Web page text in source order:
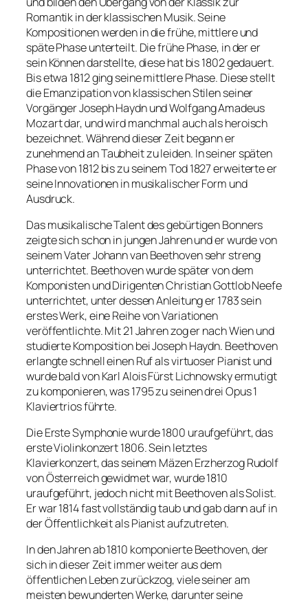
Romantik in der klassischen Musik. Seine
Kompositionen werden in die frühe, mittlere und
späte Phase unterteilt. Die frühe Phase, in der er
sein Können darstellte, diese hat bis 1802 gedauert.
Bis etwa 1812 ging seine mittlere Phase. Diese stellt
die Emanzipation von klassischen Stilen seiner
Vorgänger Joseph Haydn und Wolfgang Amadeus
Mozart dar, und wird manchmal auch als heroisch
bezeichnet. Während dieser Zeit begann er
zunehmend an Taubheit zu leiden. In seiner späten
Phase von 1812 bis zu seinem Tod 1827 erweiterte er
seine Innovationen in musikalischer Form und
Ausdruck.
Das musikalische Talent des gebürtigen Bonners
zeigte sich schon in jungen Jahren und er wurde von
seinem Vater Johann van Beethoven sehr streng
unterrichtet. Beethoven wurde später von dem
Komponisten und Dirigenten Christian Gottlob Neefe
unterrichtet, unter dessen Anleitung er 1783 sein
erstes Werk, eine Reihe von Variationen
veröffentlichte. Mit 21 Jahren zog er nach Wien und
studierte Komposition bei Joseph Haydn. Beethoven
erlangte schnell einen Ruf als virtuoser Pianist und
wurde bald von Karl Alois Fürst Lichnowsky ermutigt
zu komponieren, was 1795 zu seinen drei Opus 1
Klaviertrios führte.
Die Erste Symphonie wurde 1800 uraufgeführt, das
erste Violinkonzert 1806. Sein letztes
Klavierkonzert, das seinem Mäzen Erzherzog Rudolf
von Österreich gewidmet war, wurde 1810
uraufgeführt, jedoch nicht mit Beethoven als Solist.
Er war 1814 fast vollständig taub und gab dann auf in
der Öffentlichkeit als Pianist aufzutreten.
In den Jahren ab 1810 komponierte Beethoven, der
sich in dieser Zeit immer weiter aus dem
öffentlichen Leben zurückzog, viele seiner am
meisten bewunderten Werke, darunter seine